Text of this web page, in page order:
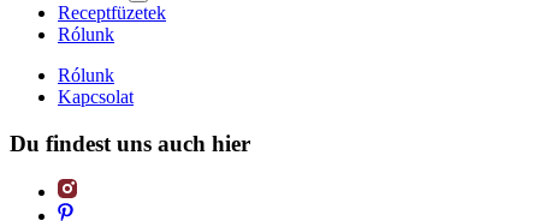
Receptfüzetek
Rólunk
Rólunk
Kapcsolat
Du findest uns auch hier